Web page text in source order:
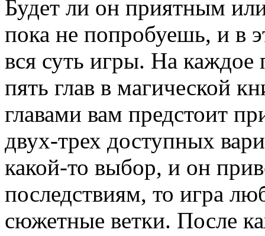
Будет ли он приятным
пока не попробуешь, и в
вся суть игры. На
пять глав в магической
главами вам предстоит
двух-трех доступных
какой-то выбор, и он
последствиям, то игра
сюжетные ветки. После